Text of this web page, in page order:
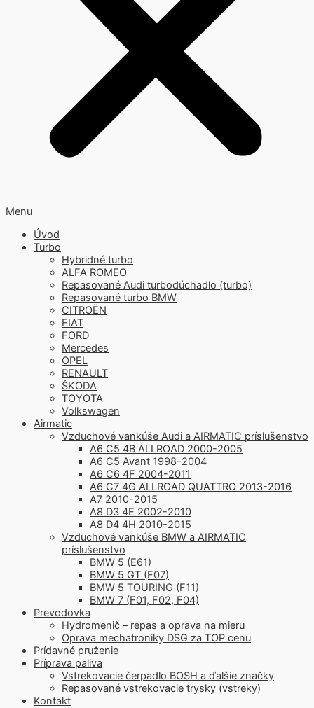
Menu
Úvod
Turbo
Hybridné turbo
ALFA ROMEO
Repasované Audi turbodúchadlo (turbo)
Repasované turbo BMW
CITROËN
FIAT
FORD
Mercedes
OPEL
RENAULT
ŠKODA
TOYOTA
Volkswagen
Airmatic
Vzduchové vankúše Audi a AIRMATIC príslušenstvo
A6 C5 4B ALLROAD 2000-2005
A6 C5 Avant 1998-2004
A6 C6 4F 2004-2011
A6 C7 4G ALLROAD QUATTRO 2013-2016
A7 2010-2015
A8 D3 4E 2002-2010
A8 D4 4H 2010-2015
Vzduchové vankúše BMW a AIRMATIC
príslušenstvo
BMW 5 (E61)
BMW 5 GT (F07)
BMW 5 TOURING (F11)
BMW 7 (F01, F02, F04)
Prevodovka
Hydromenič – repas a oprava na mieru
Oprava mechatroniky DSG za TOP cenu
Prídavné pruženie
Príprava paliva
Vstrekovacie čerpadlo BOSH a ďalšie značky
Repasované vstrekovacie trysky (vstreky)
Kontakt